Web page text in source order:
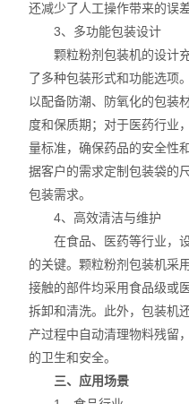
还减少了人工操作带来的误
3、多功能包装设计
颗粒粉剂包装机的设计充
了多种包装形式和功能选项
以配备防潮、防氧化的包装
度和保质期；对于医药行业
量标准，确保药品的安全性
据客户的需求定制包装袋的
包装需求。
4、高效清洁与维护
在食品、医药等行业，设
的关键。颗粒粉剂包装机采
接触的部件均采用食品级或
拆卸和清洗。此外，包装机
产过程中自动清理物料残留
的卫生和安全。
三、应用场景